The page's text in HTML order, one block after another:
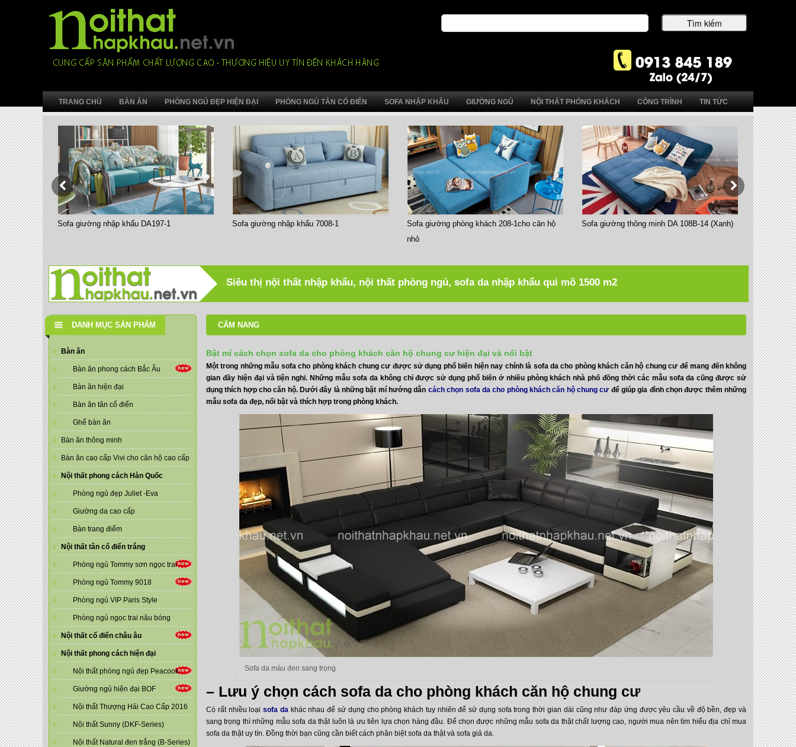
TRANG CHỦ BÀN ĂN PHÒNG NGỦ ĐẸP HIỆN ĐẠI PHÒNG NGỦ TÂN CỔ ĐIỂN SOFA NHẬP KHẨU GIƯỜNG NGỦ NỘI THẤT PHÒNG KHÁCH CÔNG TRÌNH TIN TỨC
Sofa giường nhập khẩu DA197-1 Sofa giường nhập khẩu 7008-1
Sofa giường phòng khách 208-1cho căn hộ
nhỏ
Sofa giường thông minh DA 108B-14 (Xanh) Bàn ăn
Siêu thị nội thất nhập khẩu, nội thất phòng ngủ, sofa da nhập khẩu qui mô 1500 m2
DANH MỤC SẢN PHẨM
Bàn ăn
Bàn ăn phong cách Bắc Âu
Bàn ăn hiện đại
Bàn ăn tân cổ điển
Ghế bàn ăn
Bàn ăn thông minh
Bàn ăn cao cấp Vivi cho căn hộ cao cấp
Nội thất phong cách Hàn Quốc
Phòng ngủ đẹp Juliet -Eva
Giường da cao cấp
Bàn trang điểm
Nội thất tân cổ điển trắng
Phòng ngủ Tommy sơn ngọc trai
Phòng ngủ Tommy 9018
Phòng ngủ VIP Paris Style
Phòng ngủ ngọc trai nâu bóng
Nội thất cổ điển châu âu
Nội thất phong cách hiện đại
Nội thất phòng ngủ đẹp Peacook
Giường ngủ hiện đại BOF
Nội thất Thượng Hải Cao Cấp 2016
Nội thất Sunny (DKF-Series)
Nội thất Natural đen trắng (B-Series)
CẨM NANG
Bật mí cách chọn sofa da cho phòng khách căn hộ chung cư hiện đại và nổi bật
Một trong những mẫu sofa cho phòng khách chung cư được sử dụng phổ biến hiện nay chính là sofa da cho phòng khách căn hộ chung cư để mang đến không
gian đầy hiện đại và tiện nghi. Những mẫu sofa da không chỉ được sử dụng phổ biến ở nhiều phòng khách nhà phố đồng thời các mẫu sofa da cũng được sử
dụng thích hợp cho căn hộ. Dưới đây là những bật mí hướng dẫn cách chọn sofa da cho phòng khách căn hộ chung cư để giúp gia đình chọn được thêm những
mẫu sofa da đẹp, nổi bật và thích hợp trong phòng khách.
Sofa da màu đen sang trọng
– Lưu ý chọn cách sofa da cho phòng khách căn hộ chung cư
Có rất nhiều loạisofa da khác nhau để sử dụng cho phòng khách tuy nhiên để sử dụng sofa trong thời gian dài cũng như đáp ứng được yêu cầu về độ bền, đẹp và
sang trọng thì những mẫu sofa da thật luôn là ưu tiên lựa chọn hàng đầu. Để chọn được những mẫu sofa da thật chất lượng cao, người mua nên tìm hiểu địa chỉ mua
sofa da thật uy tín. Đồng thời bạn cũng cần biết cách phân biệt sofa da thật và sofa giả da.